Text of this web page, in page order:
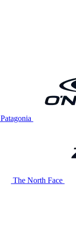
Patagonia
The North Face